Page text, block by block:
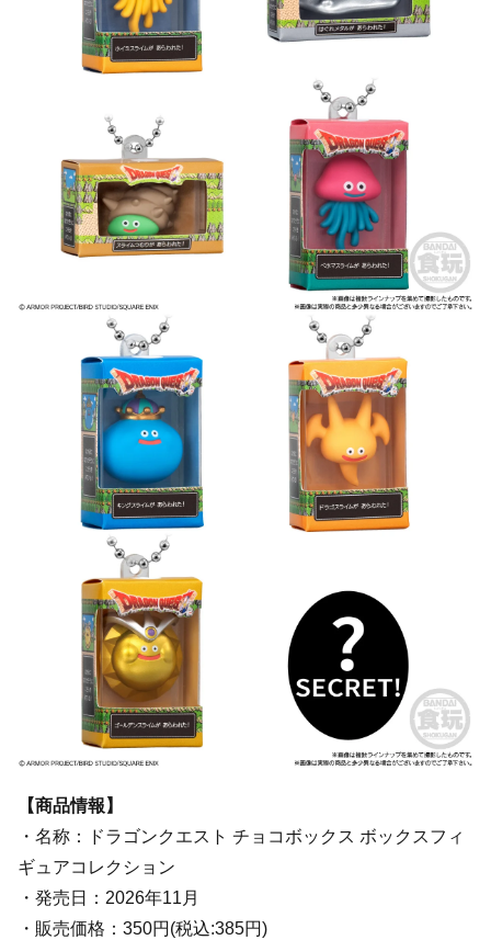
【商品情報】
・名称：ドラゴンクエスト チョコボックス ボックスフィ
ギュアコレクション
・発売日：2026年11月
・販売価格：350円(税込:385円)